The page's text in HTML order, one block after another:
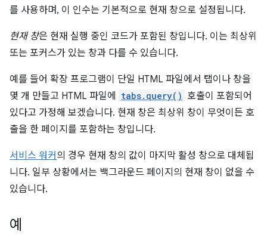
를 사용하며, 이 인수는 기본적으로 현재 창으로 설정됩니다.
현재 창은 현재 실행 중인 코드가 포함된 창입니다. 이는 최상위
또는 포커스가 있는 창과 다를 수 있습니다.
예를 들어 확장 프로그램이 단일 HTML 파일에서 탭이나 창을
몇 개 만들고 HTML 파일에
tabs.query() 호출이 포함되어
있다고 가정해 보겠습니다. 현재 창은 최상위 창이 무엇이든 호
출을 한 페이지를 포함하는 창입니다.
서비스 워커 의 경우 현재 창의 값이 마지막 활성 창으로 대체됩
니다. 일부 상황에서는 백그라운드 페이지의 현재 창이 없을 수
있습니다.
예